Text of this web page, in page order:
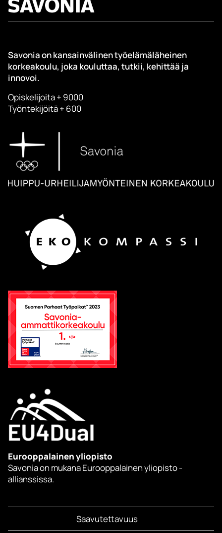
Savonia on kansainvälinen työelämäläheinen
korkeakoulu, joka kouluttaa, tutkii, kehittää ja
innovoi.
Opiskelijoita + 9000
Työntekijöitä + 600
Eurooppalainen yliopisto
Savonia on mukana Eurooppalainen yliopisto -
allianssissa.
Saavutettavuus